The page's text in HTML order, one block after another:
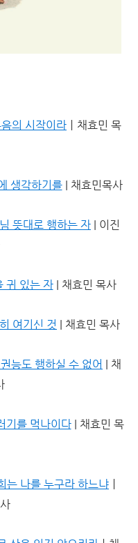
의 시작이라 ㅣ채효민 목
생각하기를| 채효민목사
뜻대로 행하는 자 | 이진
귀 있는 자| 채효민 목사
여기신 것 | 채효민 목사
능도 행하실 수 없어 | 채
기를 먹나이다| 채효민 목
는 나를 누구라 하느냐